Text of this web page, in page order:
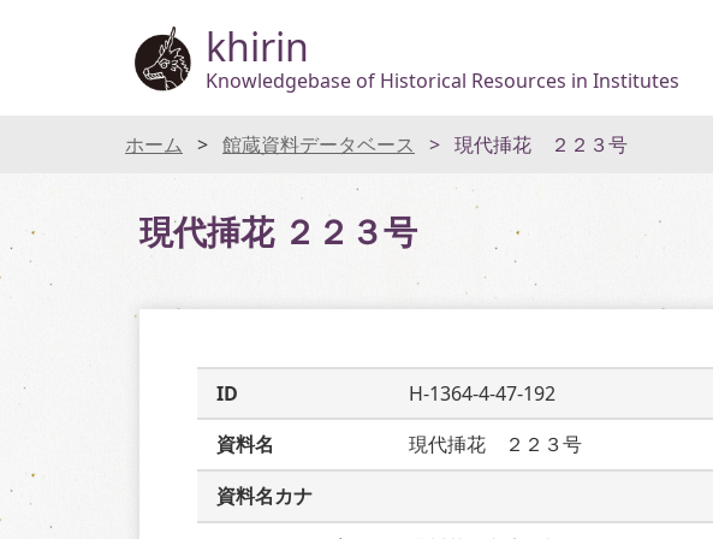
khirin
Knowledgebase of Historical Resources in Institutes
ホーム 館蔵資料データベース 現代挿花 ２２３号
現代挿花 ２２３号
ID
H-1364-4-47-192
資料名
現代挿花　２２３号
資料名カナ